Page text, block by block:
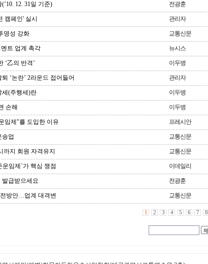
12. 31일 기준) 전광훈
캠페인' 실시 관리자
명성 강화 교통신문
트 업계 촉각 뉴시스
‘乙의 반격’ 이두병
‘논란’ 2라운드 접어들어 관리자
세(주행세)란 이두병
손해 이두병
임제"를 도입한 이유 프레시안
송업 교통신문
까지 회원 자격유지 교통신문
임제`가 핵심 쟁점 이데일리
발급받으세요 전광훈
방안…업계 대격변 교통신문
1 2 3 4 5 6 7 8